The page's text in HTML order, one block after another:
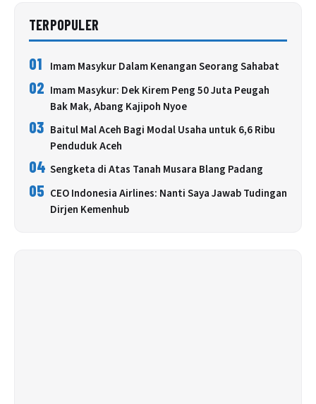
TERPOPULER
01 Imam Masykur Dalam Kenangan Seorang Sahabat
02 Imam Masykur: Dek Kirem Peng 50 Juta Peugah
Bak Mak, Abang Kajipoh Nyoe
03 Baitul Mal Aceh Bagi Modal Usaha untuk 6,6 Ribu
Penduduk Aceh
04 Sengketa di Atas Tanah Musara Blang Padang
05 CEO Indonesia Airlines: Nanti Saya Jawab Tudingan
Dirjen Kemenhub